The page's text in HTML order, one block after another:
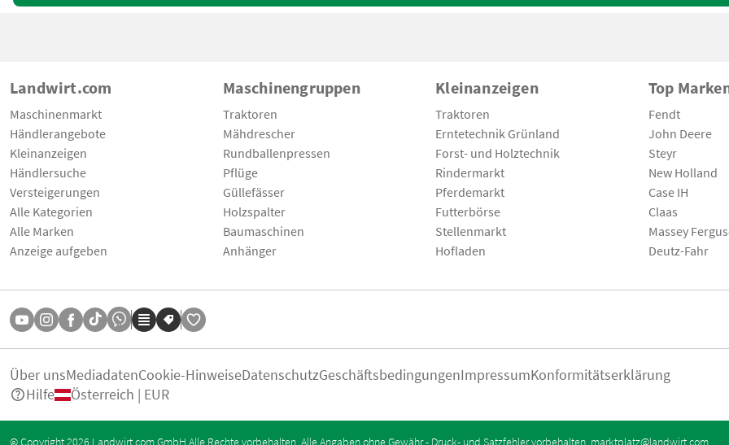
Landwirt.com
Maschinenmarkt
Händlerangebote
Kleinanzeigen
Händlersuche
Versteigerungen
Alle Kategorien
Alle Marken
Anzeige aufgeben
Maschinengruppen
Traktoren
Mähdrescher
Rundballenpressen
Pflüge
Güllefässer
Holzspalter
Baumaschinen
Anhänger
Kleinanzeigen
Traktoren
Erntetechnik Grünland
Forst- und Holztechnik
Rindermarkt
Pferdemarkt
Futterbörse
Stellenmarkt
Hofladen
Top
Fendt
John Deere
Steyr
New Holland
Case IH
Claas
Massey
Deutz-Fahr
Über unsMediadatenCookie-HinweiseDatenschutzGeschäftsbedingungenImpressumKonformitätserklärung
Hilfe
Österreich | EUR
© Copyright 2026 Landwirt.com GmbH Alle Rechte vorbehalten. Alle Angaben ohne Gewähr - Druck- und Satzfehler vorbehalten. marktplatz@landwirt.com